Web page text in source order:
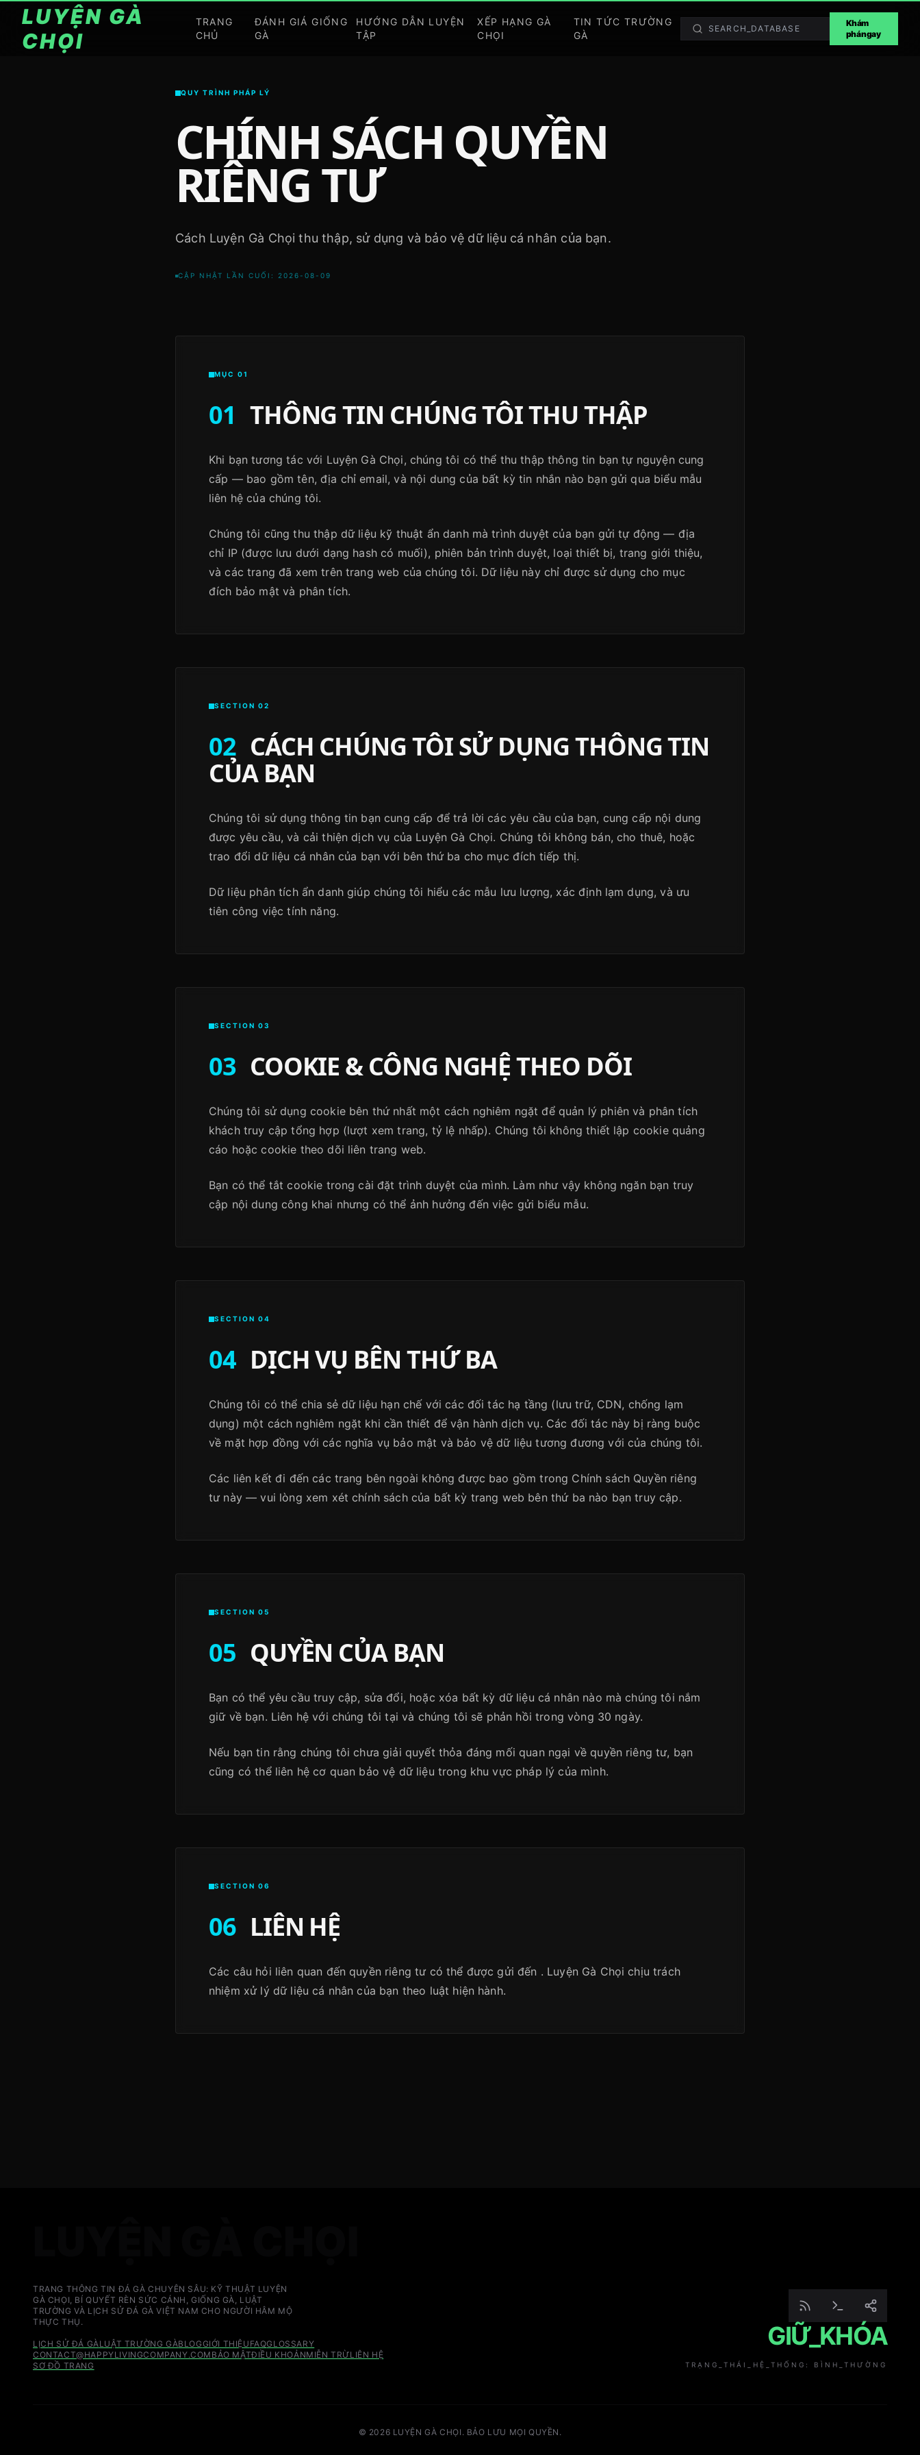
LUYỆN GÀ
CHỌI
TRANG
CHỦ
ĐÁNH GIÁ GIỐNG
GÀ
HƯỚNG DẪN LUYỆN
TẬP
XẾP HẠNG GÀ
CHỌI
TIN TỨC TRƯỜNG
GÀ
Khám
phá ngay
QUY TRÌNH PHÁP LÝ
CHÍNH SÁCH QUYỀN
RIÊNG TƯ
Cách Luyện Gà Chọi thu thập, sử dụng và bảo vệ dữ liệu cá nhân của bạn.
CẬP NHẬT LẦN CUỐI: 2026-08-09
MỤC 01
01 THÔNG TIN CHÚNG TÔI THU THẬP
Khi bạn tương tác với Luyện Gà Chọi, chúng tôi có thể thu thập thông tin bạn tự nguyện cung
cấp — bao gồm tên, địa chỉ email, và nội dung của bất kỳ tin nhắn nào bạn gửi qua biểu mẫu
liên hệ của chúng tôi.
Chúng tôi cũng thu thập dữ liệu kỹ thuật ẩn danh mà trình duyệt của bạn gửi tự động — địa
chỉ IP (được lưu dưới dạng hash có muối), phiên bản trình duyệt, loại thiết bị, trang giới thiệu,
và các trang đã xem trên trang web của chúng tôi. Dữ liệu này chỉ được sử dụng cho mục
đích bảo mật và phân tích.
SECTION 02
02 CÁCH CHÚNG TÔI SỬ DỤNG THÔNG TIN
CỦA BẠN
Chúng tôi sử dụng thông tin bạn cung cấp để trả lời các yêu cầu của bạn, cung cấp nội dung
được yêu cầu, và cải thiện dịch vụ của Luyện Gà Chọi. Chúng tôi không bán, cho thuê, hoặc
trao đổi dữ liệu cá nhân của bạn với bên thứ ba cho mục đích tiếp thị.
Dữ liệu phân tích ẩn danh giúp chúng tôi hiểu các mẫu lưu lượng, xác định lạm dụng, và ưu
tiên công việc tính năng.
SECTION 03
03 COOKIE & CÔNG NGHỆ THEO DÕI
Chúng tôi sử dụng cookie bên thứ nhất một cách nghiêm ngặt để quản lý phiên và phân tích
khách truy cập tổng hợp (lượt xem trang, tỷ lệ nhấp). Chúng tôi không thiết lập cookie quảng
cáo hoặc cookie theo dõi liên trang web.
Bạn có thể tắt cookie trong cài đặt trình duyệt của mình. Làm như vậy không ngăn bạn truy
cập nội dung công khai nhưng có thể ảnh hưởng đến việc gửi biểu mẫu.
SECTION 04
04 DỊCH VỤ BÊN THỨ BA
Chúng tôi có thể chia sẻ dữ liệu hạn chế với các đối tác hạ tầng (lưu trữ, CDN, chống lạm
dụng) một cách nghiêm ngặt khi cần thiết để vận hành dịch vụ. Các đối tác này bị ràng buộc
về mặt hợp đồng với các nghĩa vụ bảo mật và bảo vệ dữ liệu tương đương với của chúng tôi.
Các liên kết đi đến các trang bên ngoài không được bao gồm trong Chính sách Quyền riêng
tư này — vui lòng xem xét chính sách của bất kỳ trang web bên thứ ba nào bạn truy cập.
SECTION 05
05 QUYỀN CỦA BẠN
Bạn có thể yêu cầu truy cập, sửa đổi, hoặc xóa bất kỳ dữ liệu cá nhân nào mà chúng tôi nắm
giữ về bạn. Liên hệ với chúng tôi tại và chúng tôi sẽ phản hồi trong vòng 30 ngày.
Nếu bạn tin rằng chúng tôi chưa giải quyết thỏa đáng mối quan ngại về quyền riêng tư, bạn
cũng có thể liên hệ cơ quan bảo vệ dữ liệu trong khu vực pháp lý của mình.
SECTION 06
06 LIÊN HỆ
Các câu hỏi liên quan đến quyền riêng tư có thể được gửi đến . Luyện Gà Chọi chịu trách
nhiệm xử lý dữ liệu cá nhân của bạn theo luật hiện hành.
TRANG THÔNG TIN ĐÁ GÀ CHUYÊN SÂU: KỸ THUẬT LUYỆN
GÀ CHỌI, BÍ QUYẾT RÈN SỨC CÁNH, GIỐNG GÀ, LUẬT
TRƯỜNG VÀ LỊCH SỬ ĐÁ GÀ VIỆT NAM CHO NGƯỜI HÂM MỘ
THỰC THỤ.
LỊCH SỬ ĐÁ GÀLUẬT TRƯỜNG GÀBLOGGIỚI THIỆU FAQGLOSSARY
CONTACT@HAPPYLIVINGCOMPANY.COM BẢO MẬTĐIỀU KHOẢNMIỄN TRỪLIÊN HỆ
SƠ ĐỒ TRANG
GIỮ_KHÓA
TRẠNG_THÁI_HỆ_THỐNG: BÌNH_THƯỜNG
© 2026 LUYỆN GÀ CHỌI. BẢO LƯU MỌI QUYỀN.